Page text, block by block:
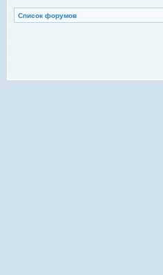
Список форумов